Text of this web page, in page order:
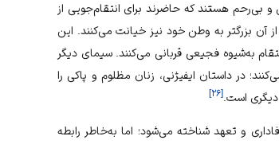
بی‌رحم هستند که حاضرند برای انتقام‌جویی از
از آن بزرگتر به وطن خود نیز خیانت می‌کنند. این
به‌شیوه فجیعی قربانی می‌کنند. سیمای دیگر
در داستان ایفیژنی، زنان مظلوم و پاکی را
است. [۲۶]
و تعهد شناخته می‌شود؛ اما به‌خاطر رابطه